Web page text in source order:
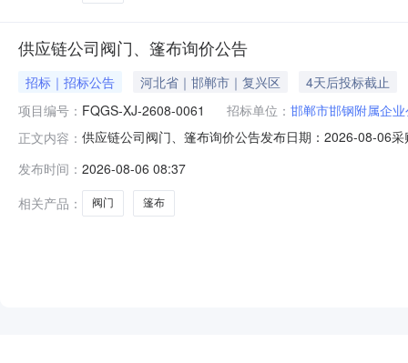
供应链公司阀门、篷布询价公告
招标｜招标公告 河北省｜邯郸市｜复兴区
4天后投标截止
项目编号： FQGS-XJ-2608-0061 招标单位： 邯郸市邯钢附属企
正文内容： 供应链公司阀门、篷布询价公告发布日期：2026-08-06
间：按实际订单地址发货物资名称及数量：请点击左下
收本须知条款。一、
发布时间： 2026-08-06 08:37
相关产品：
阀门 篷布